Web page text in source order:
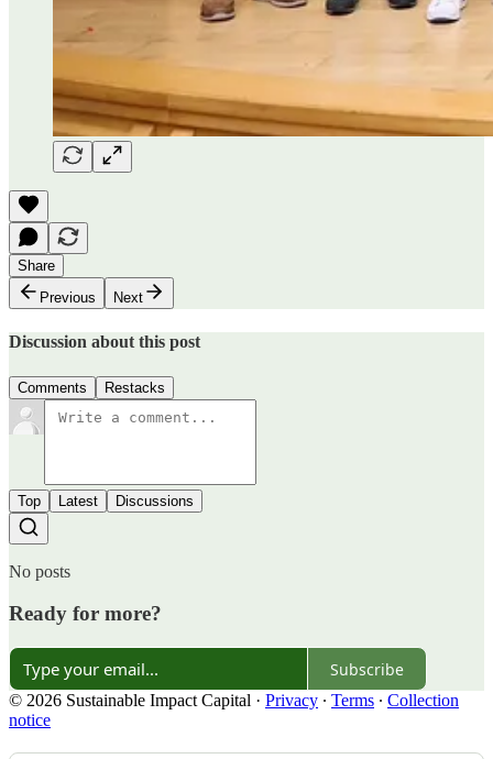
Share
Previous
Next
Discussion about this post
Comments Restacks
Top Latest Discussions
No posts
Ready for more?
Subscribe
© 2026 Sustainable Impact Capital · Privacy ∙ Terms ∙ Collection
notice